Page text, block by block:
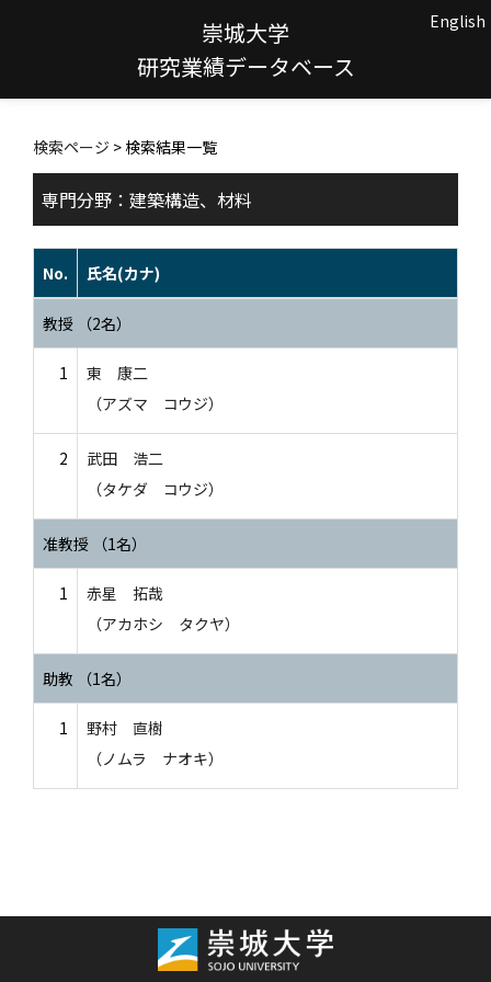
崇城大学
研究業績データベース
English
検索ページ > 検索結果一覧
専門分野：建築構造、材料
No. 氏名(カナ)
教授 （2名）
1
東 康二
（アズマ コウジ）
2
武田 浩二
（タケダ コウジ）
准教授 （1名）
1
赤星 拓哉
（アカホシ タクヤ）
助教 （1名）
1
野村 直樹
（ノムラ ナオキ）